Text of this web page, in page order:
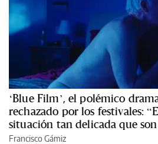
‘Blue Film’, el polémico
rechazado por los festivales:
situación tan delicada que
Francisco Gámiz